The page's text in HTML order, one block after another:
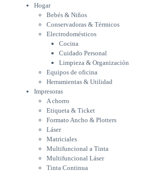
Impresoras
A chorro
Etiqueta & Ticket
Formato Ancho & Plotters
Láser
Matriciales
Multifuncional a Tinta
Multifuncional Láser
Tinta Continua
Informática
Accesorios Varios
Adaptadores & Cables
Auriculares
Escáner
Estuches & Mochilas
Gavetas para unidades de
Hogar
Bebés & Niños
Conservadoras & Térmicos
Electrodomésticos
Cocina
Cuidado Personal
Limpieza & Organización
Equipos de oficina
Herramientas & Utilidad
Impresoras
A chorro
Etiqueta & Ticket
Formato Ancho & Plotters
Láser
Matriciales
Multifuncional a Tinta
Multifuncional Láser
Tinta Continua